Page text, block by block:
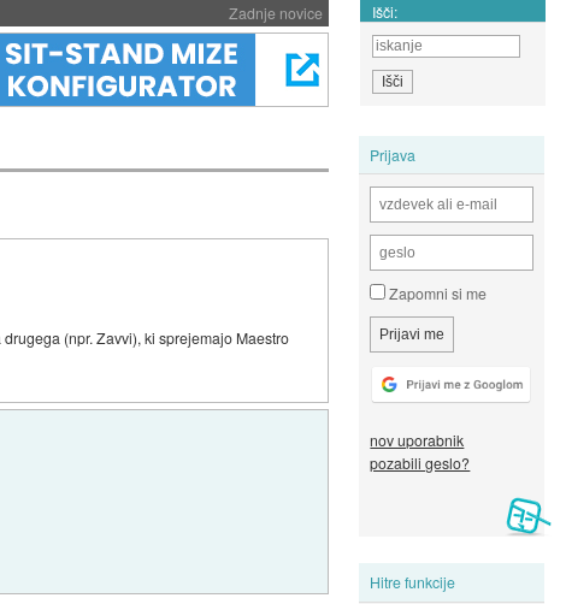
Zadnje novice Išči:
Prijava
Zapomni si me
nov uporabnik
pozabili geslo?
Hitre funkcije
(npr. Zavvi), ki sprejemajo Maestro